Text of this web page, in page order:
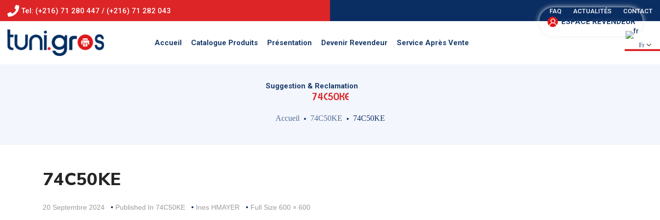
Tel: (+216) 71 280 447 / (+216) 71 282 043 FAQ ACTUALITÉS CONTACT
Accueil Catalogue Produits Présentation Devenir Revendeur Service Après Vente
Suggestion & Reclamation
ESPACE REVENDEUR
Fr
Suggestion & Reclamation
74C50KE
Accueil 74C50KE 74C50KE
74C50KE
20 Septembre 2024 Published In 74C50KE Ines HMAYER
Full
Full Size 600 × 600